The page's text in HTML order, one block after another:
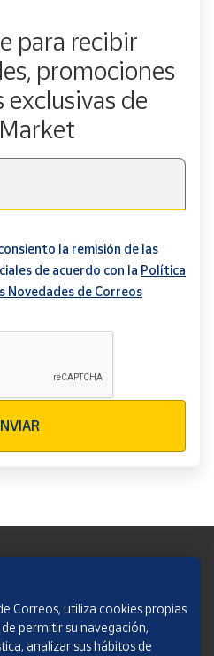
para recibir
promociones
exclusivas de
la remisión de las
de acuerdo con la Política
Novedades de Correos
Correos, utiliza cookies propias
permitir su navegación,
analizar sus hábitos de